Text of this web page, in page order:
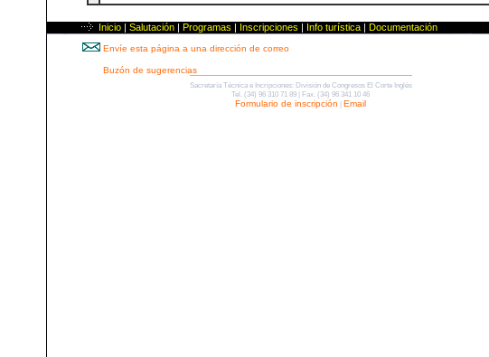
Inicio | Salutación | Programas | Inscripciones | Info turística | Documentación
Envíe esta página a una dirección de correo
Buzón de sugerencias
Sacretaría Técnica e Incripciones: División de Congresos El Corte Inglés
Tel. (34) 96 310 71 89 | Fax. (34) 96 341 10 46
Formulario de inscripción | Email